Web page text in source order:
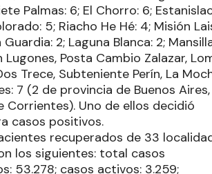
Palmas: 6; El Chorro: 6;
5; Riacho He Hé: 4; Misión
2; Laguna Blanca: 2;
Posta Cambio Zalazar,
Trece, Subteniente Perín, La
7 (2 de provincia de Buenos Aires,
Corrientes). Uno de ellos decidió
casos positivos.
recuperados de 33
los siguientes: total casos
53.278; casos activos: 3.259;